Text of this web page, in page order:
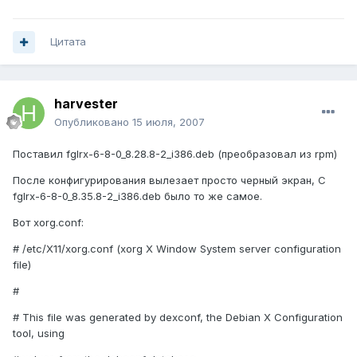
Цитата
harvester
Опубликовано 15 июля, 2007
Поставил fglrx-6-8-0_8.28.8-2_i386.deb (преобразовал из rpm)
После конфигурирования вылезает просто черный экран, С
fglrx-6-8-0_8.35.8-2_i386.deb было то же самое.
Вот xorg.conf:
# /etc/X11/xorg.conf (xorg X Window System server configuration
file)
#
# This file was generated by dexconf, the Debian X Configuration
tool, using